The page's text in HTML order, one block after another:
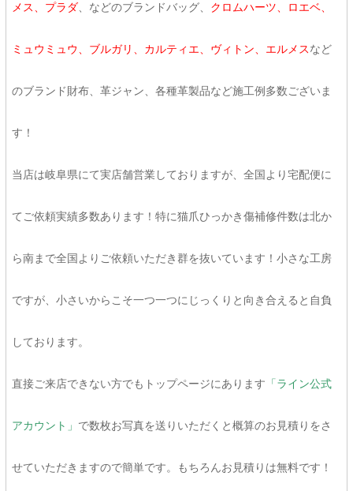
メス、プラダ、などのブランドバッグ、 クロムハーツ、ロエベ、
ミュウミュウ、ブルガリ、カルティエ、ヴィトン、エルメスなど
のブランド財布、革ジャン、各種革製品など施工例多数ございま
す！
当店は岐阜県にて実店舗営業しておりますが、全国より宅配便に
てご依頼実績多数あります！特に猫爪ひっかき傷補修件数は北か
ら南まで全国よりご依頼いただき群を抜いています！小さな工房
ですが、小さいからこそ一つ一つにじっくりと向き合えると自負
しております。
直接ご来店できない方でもトップページにあります 「ライン公式
アカウント」 で数枚お写真を送りいただくと概算のお見積りをさ
せていただきますので簡単です。もちろんお見積りは無料です！